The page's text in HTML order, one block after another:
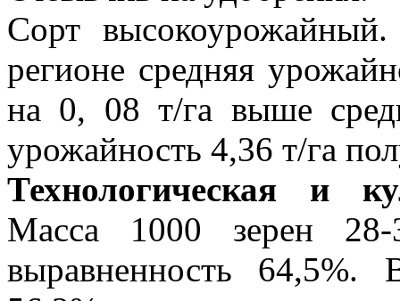
Сорт
регионе средняя
на 0, 08 т/га выше
урожайность 4,36 т/га
Технологическая и
Масса 1000 зерен
выравненность